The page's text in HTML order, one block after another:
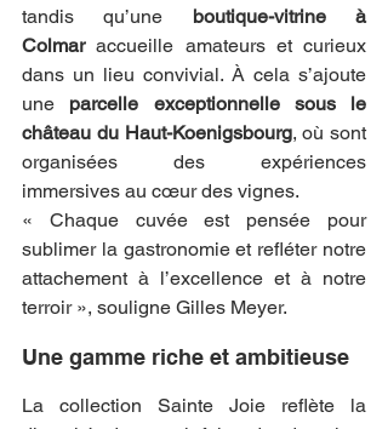
tandis qu’une boutique-vitrine à
Colmar accueille amateurs et curieux
dans un lieu convivial. À cela s’ajoute
une parcelle exceptionnelle sous le
château du Haut-Koenigsbourg, où sont
organisées des expériences
immersives au cœur des vignes.
« Chaque cuvée est pensée pour
sublimer la gastronomie et refléter notre
attachement à l’excellence et à notre
terroir », souligne Gilles Meyer.
Une gamme riche et ambitieuse
La collection Sainte Joie reflète la